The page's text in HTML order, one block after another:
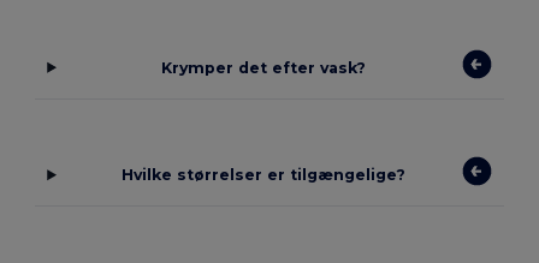
Krymper det efter vask?
Hvilke størrelser er tilgængelige?